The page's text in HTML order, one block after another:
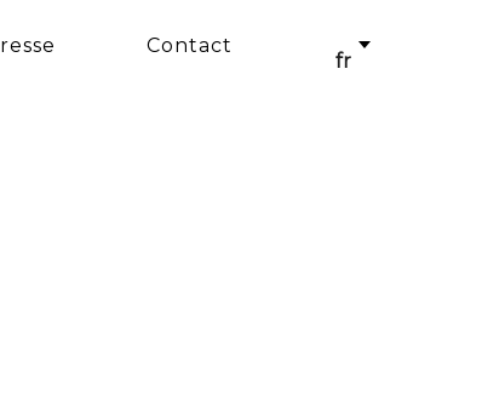
Contact
fr